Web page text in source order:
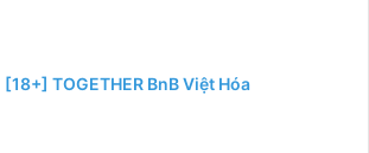
[18+] TOGETHER BnB Việt Hóa